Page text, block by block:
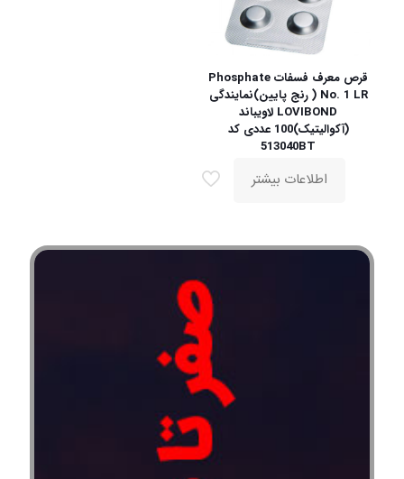
قرص معرف فسفات Phosphate
No. 1 LR ( رنج پایین)نمایندگی
LOVIBOND لاویباند
(آکوالیتیک)100 عددی کد
513040BT
اطلاعات بیشتر